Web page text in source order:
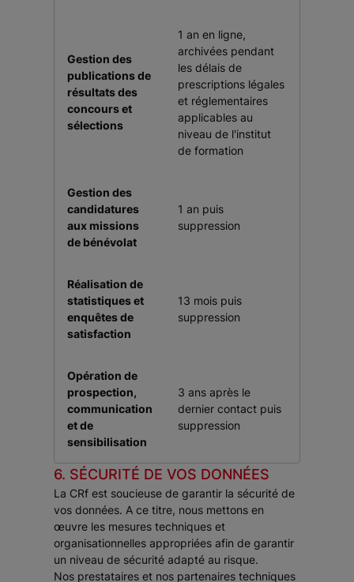
Gestion des
publications de
résultats des
concours et
sélections
1 an en ligne,
archivées pendant
les délais de
prescriptions légales
et réglementaires
applicables au
niveau de l'institut
de formation
Gestion des
candidatures
aux missions
de bénévolat
1 an puis
suppression
Réalisation de
statistiques et
enquêtes de
satisfaction
13 mois puis
suppression
Opération de
prospection,
communication
et de
sensibilisation
3 ans après le
dernier contact puis
suppression
6. SÉCURITÉ DE VOS DONNÉES
La CRf est soucieuse de garantir la sécurité de
vos données. A ce titre, nous mettons en
œuvre les mesures techniques et
organisationnelles appropriées afin de garantir
un niveau de sécurité adapté au risque.
Nos prestataires et nos partenaires techniques